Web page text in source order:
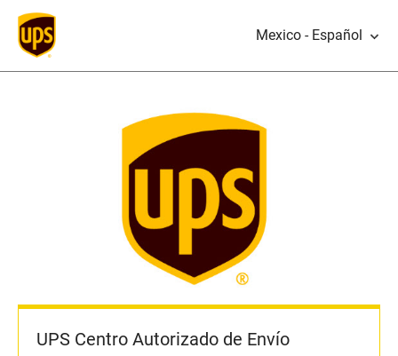
Mexico - Español
UPS Centro Autorizado de Envío